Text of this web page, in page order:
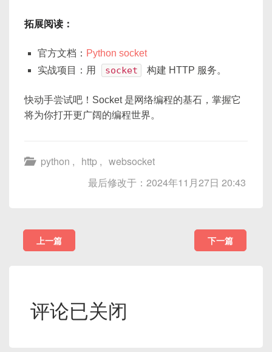
拓展阅读：
官方文档： Python socket
实战项目：用
socket 构建 HTTP 服务。
快动手尝试吧！Socket 是网络编程的基石，掌握它
将为你打开更广阔的编程世界。
python , http , websocket
最后修改于：2024年11月27日 20:43
上一篇 下一篇
评论已关闭